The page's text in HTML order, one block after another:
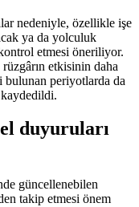
nedeniyle, özellikle işe
ya da yolculuk
etmesi öneriliyor.
etkisinin daha
bulunan periyotlarda da
kaydedildi.
duyuruları
güncellenebilen
takip etmesi önem